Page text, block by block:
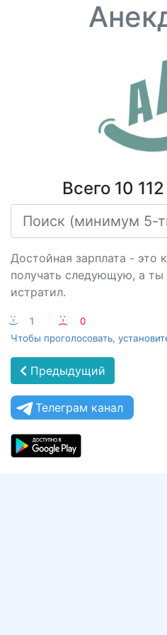
Всего 10
Достойная зарплата - это
получать следующую, а
истратил.
:-) 1 :-(
0
Чтобы проголосовать,
Предыдущий
Телеграм канал